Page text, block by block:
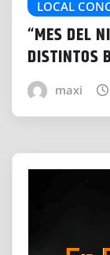
LOCAL
“MES DEL
DISTINTOS
maxi